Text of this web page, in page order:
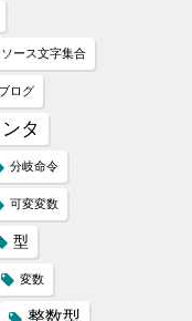
ソース文字集合
ブログ
タ
分岐命令
可変変数
型
変数
整数型